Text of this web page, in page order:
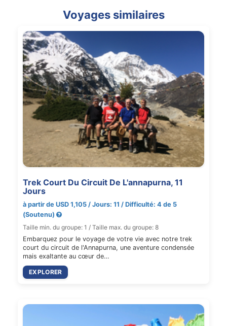
Voyages similaires
Trek Court Du Circuit De L'annapurna, 11
Jours
à partir de USD 1,105 / Jours: 11 / Difficulté: 4 de 5
(Soutenu)
Taille min. du groupe: 1 / Taille max. du groupe: 8
Embarquez pour le voyage de votre vie avec notre trek
court du circuit de l'Annapurna, une aventure condensée
mais exaltante au cœur de…
EXPLORER